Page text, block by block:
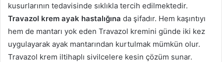
kusurlarının tedavisinde sıklıkla tercih edilmektedir.
Travazol krem ​​ayak hastalığına da şifadır. Hem kaşıntıyı
hem de mantarı yok eden Travazol kremini günde iki kez
uygulayarak ayak mantarından kurtulmak mümkün olur.
Travazol krem ​​iltihaplı sivilcelere kesin çözüm sunar.